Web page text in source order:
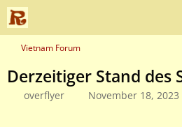
Vietnam Forum
Derzeitiger Stand des
overflyer November 18,